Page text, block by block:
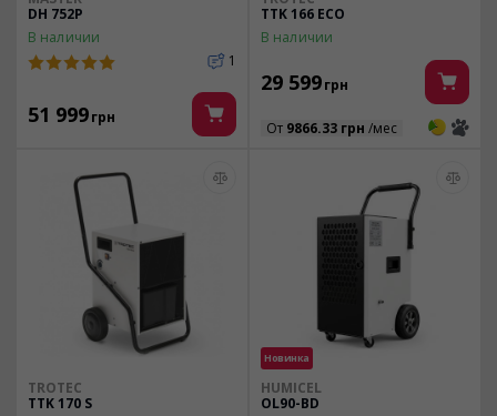
DH 752P
В наличии
1
51 999грн
TTK 166 ECO
В наличии
29 599грн
От 9866.33 грн /мес 3 3
TROTEC
TTK 170 S
Новинка
HUMICEL
OL90-BD